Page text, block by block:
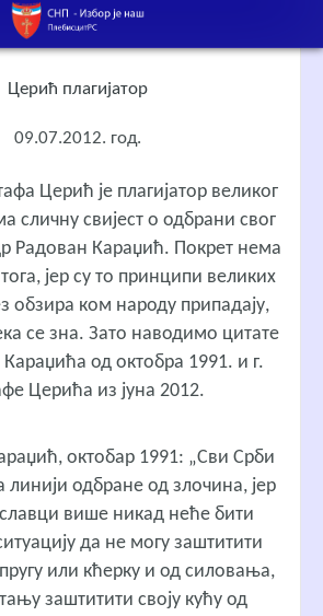
Церић плагијатор
09.07.2012. год.
Церић је плагијатор великог
сличну свијест о одбрани свог
Радован Караџић. Покрет нема
јер су то принципи великих
обзира ком народу припадају,
се зна. Зато наводимо цитате
од октобра 1991. и г.
Церића из јуна 2012.
октобар 1991: „Сви Срби
линији одбране од злочина, јер
више никад неће бити
да не могу заштитити
или кћерку и од силовања,
заштитити своју кућу од